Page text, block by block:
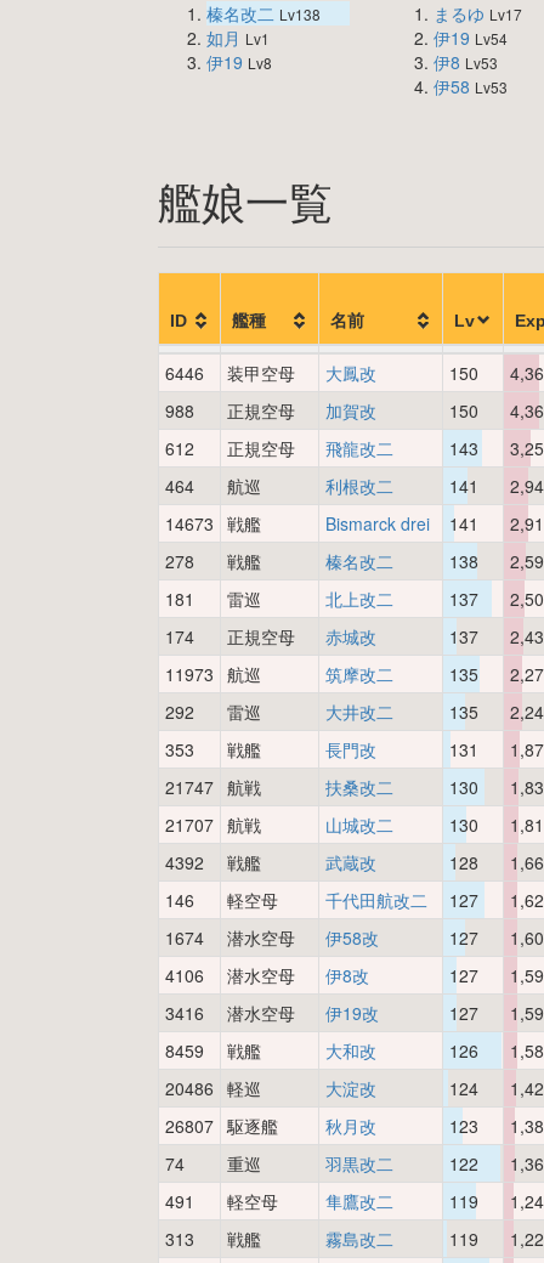
榛名改二 Lv138
如月 Lv1
伊19 Lv8
まるゆ Lv17
伊19 Lv54
伊8 Lv53
伊58 Lv53
艦娘一覧
ID 艦種 名前 Lv
6446 装甲空母 大鳳改 150
988
正規空母 加賀改 150
612
正規空母 飛龍改二 143
464
航巡 利根改二 141
14673 戦艦 Bismarck drei 141
278
戦艦 榛名改二 138
181
雷巡 北上改二 137
174
正規空母 赤城改 137
11973 航巡 筑摩改二 135
292
雷巡 大井改二 135
353
戦艦 長門改 131
21747 航戦 扶桑改二 130
21707 航戦 山城改二 130
4392
戦艦 武蔵改 128
146
軽空母 千代田航改二 127
1674
潜水空母 伊58改 127
4106
潜水空母 伊8改 127
3416
潜水空母 伊19改 127
8459
戦艦 大和改 126
20486 軽巡 大淀改 124
26807 駆逐艦 秋月改 123
74
重巡 羽黒改二 122
491
軽空母 隼鷹改二 119
313
戦艦 霧島改二 119